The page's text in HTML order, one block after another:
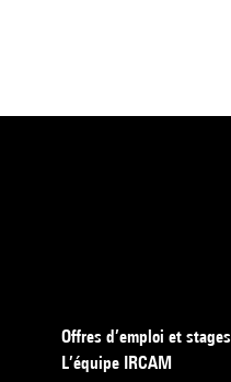
Offres d’emploi et stages
L’équipe IRCAM